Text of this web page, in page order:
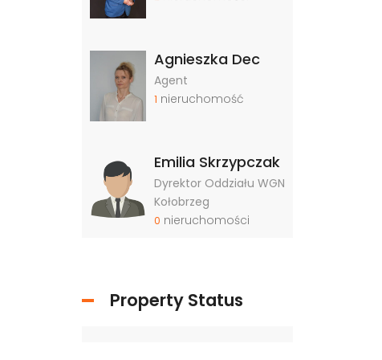
Agnieszka Dec
Agent
1 nieruchomość
Emilia Skrzypczak
Dyrektor Oddziału WGN
Kołobrzeg
0 nieruchomości
Property Status